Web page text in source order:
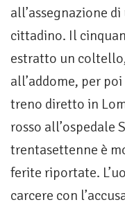
all’assegnazione
cittadino. Il
estratto un
all’addome, per
treno diretto in
rosso all’ospedale
trentasettenne è
ferite riportate.
carcere con